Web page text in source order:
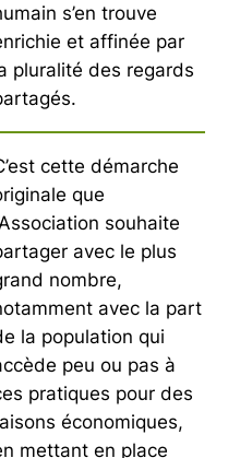
s’en trouve
et affinée par
pluralité des regards
cette démarche
que
souhaite
avec le plus
nombre,
avec la part
la population qui
peu ou pas à
pratiques pour des
économiques,
mettant en place